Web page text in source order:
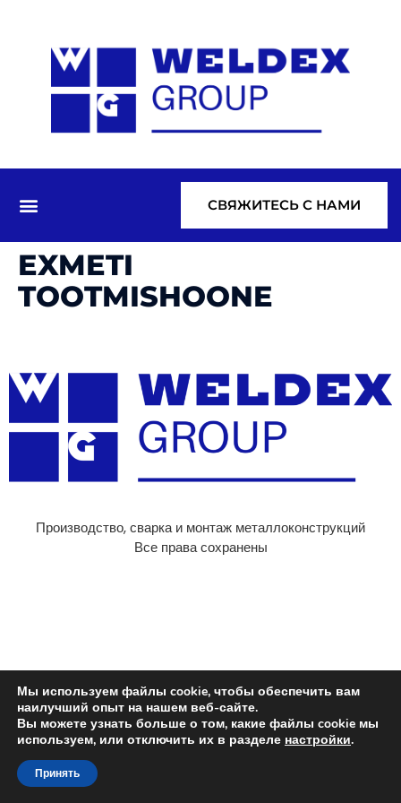
СВЯЖИТЕСЬ С НАМИ
EXMETI
TOOTMISHOONE
Производство, сварка и монтаж металлоконструкций
Все права сохранены
Мы используем файлы cookie, чтобы обеспечить вам
наилучший опыт на нашем веб-сайте.
Вы можете узнать больше о том, какие файлы cookie мы
используем, или отключить их в разделе настройки.
Принять